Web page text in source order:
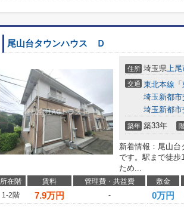
尾山台タウンハウス Ｄ
住所 埼玉県上尾
交通 東北本線 「
埼玉新都
埼玉新都
築年 築33年
新着情報：尾山
です。駅まで徒歩
ため...
所在階 賃料 管理費・共益費 敷金
1-2階
7.9万円 - 0万円